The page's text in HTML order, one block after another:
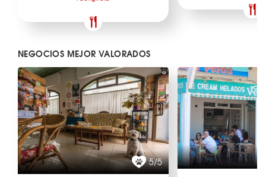
NEGOCIOS MEJOR VALORADOS
5/5